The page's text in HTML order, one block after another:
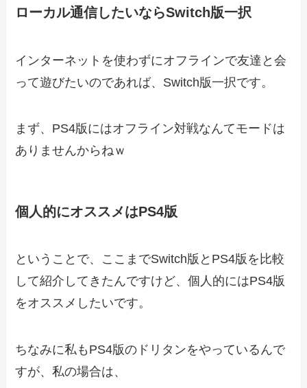
ローカル通信したいならSwitch版一択
インターネットを使わずにオフラインで友達と会
って遊びたいのであれば、Switch版一択です。
まず、PS4版にはオフライン対戦なんてモードは
ありませんからねｗ
個人的にオススメはPS4版
ということで、ここまでSwitch版とPS4版を比較
して紹介してきたんですけど、個人的にはPS4版
をオススメしたいです。
ちなみに私もPS4版のドリタンをやっているんで
すが、私の場合は、